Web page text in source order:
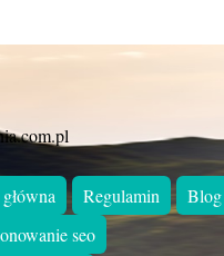
Regulamin
Blog
seo